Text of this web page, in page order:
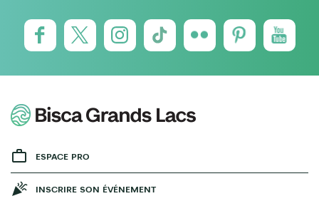
ESPACE PRO
INSCRIRE SON ÉVÉNEMENT